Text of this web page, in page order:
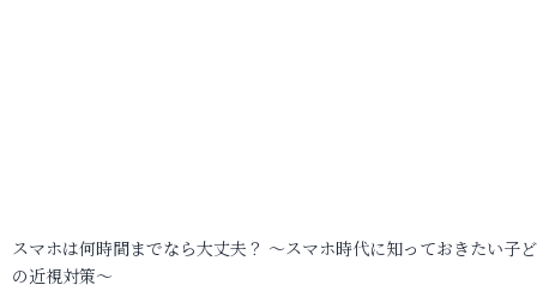
スマホは何時間までなら大丈夫？ ～スマホ時代に知っておきたい子
の近視対策～